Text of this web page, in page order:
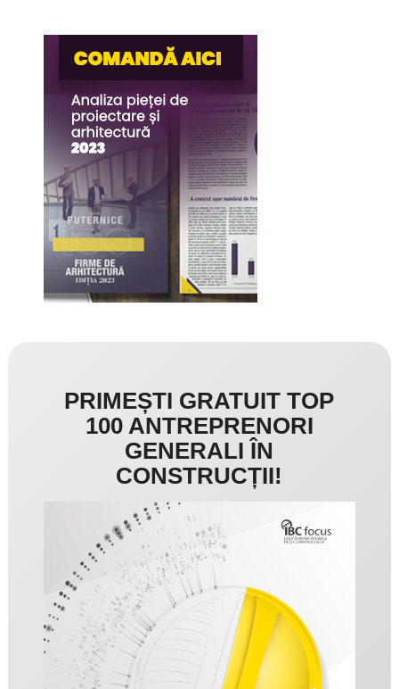
PRIMEȘTI GRATUIT TOP
100 ANTREPRENORI
GENERALI ÎN
CONSTRUCȚII!